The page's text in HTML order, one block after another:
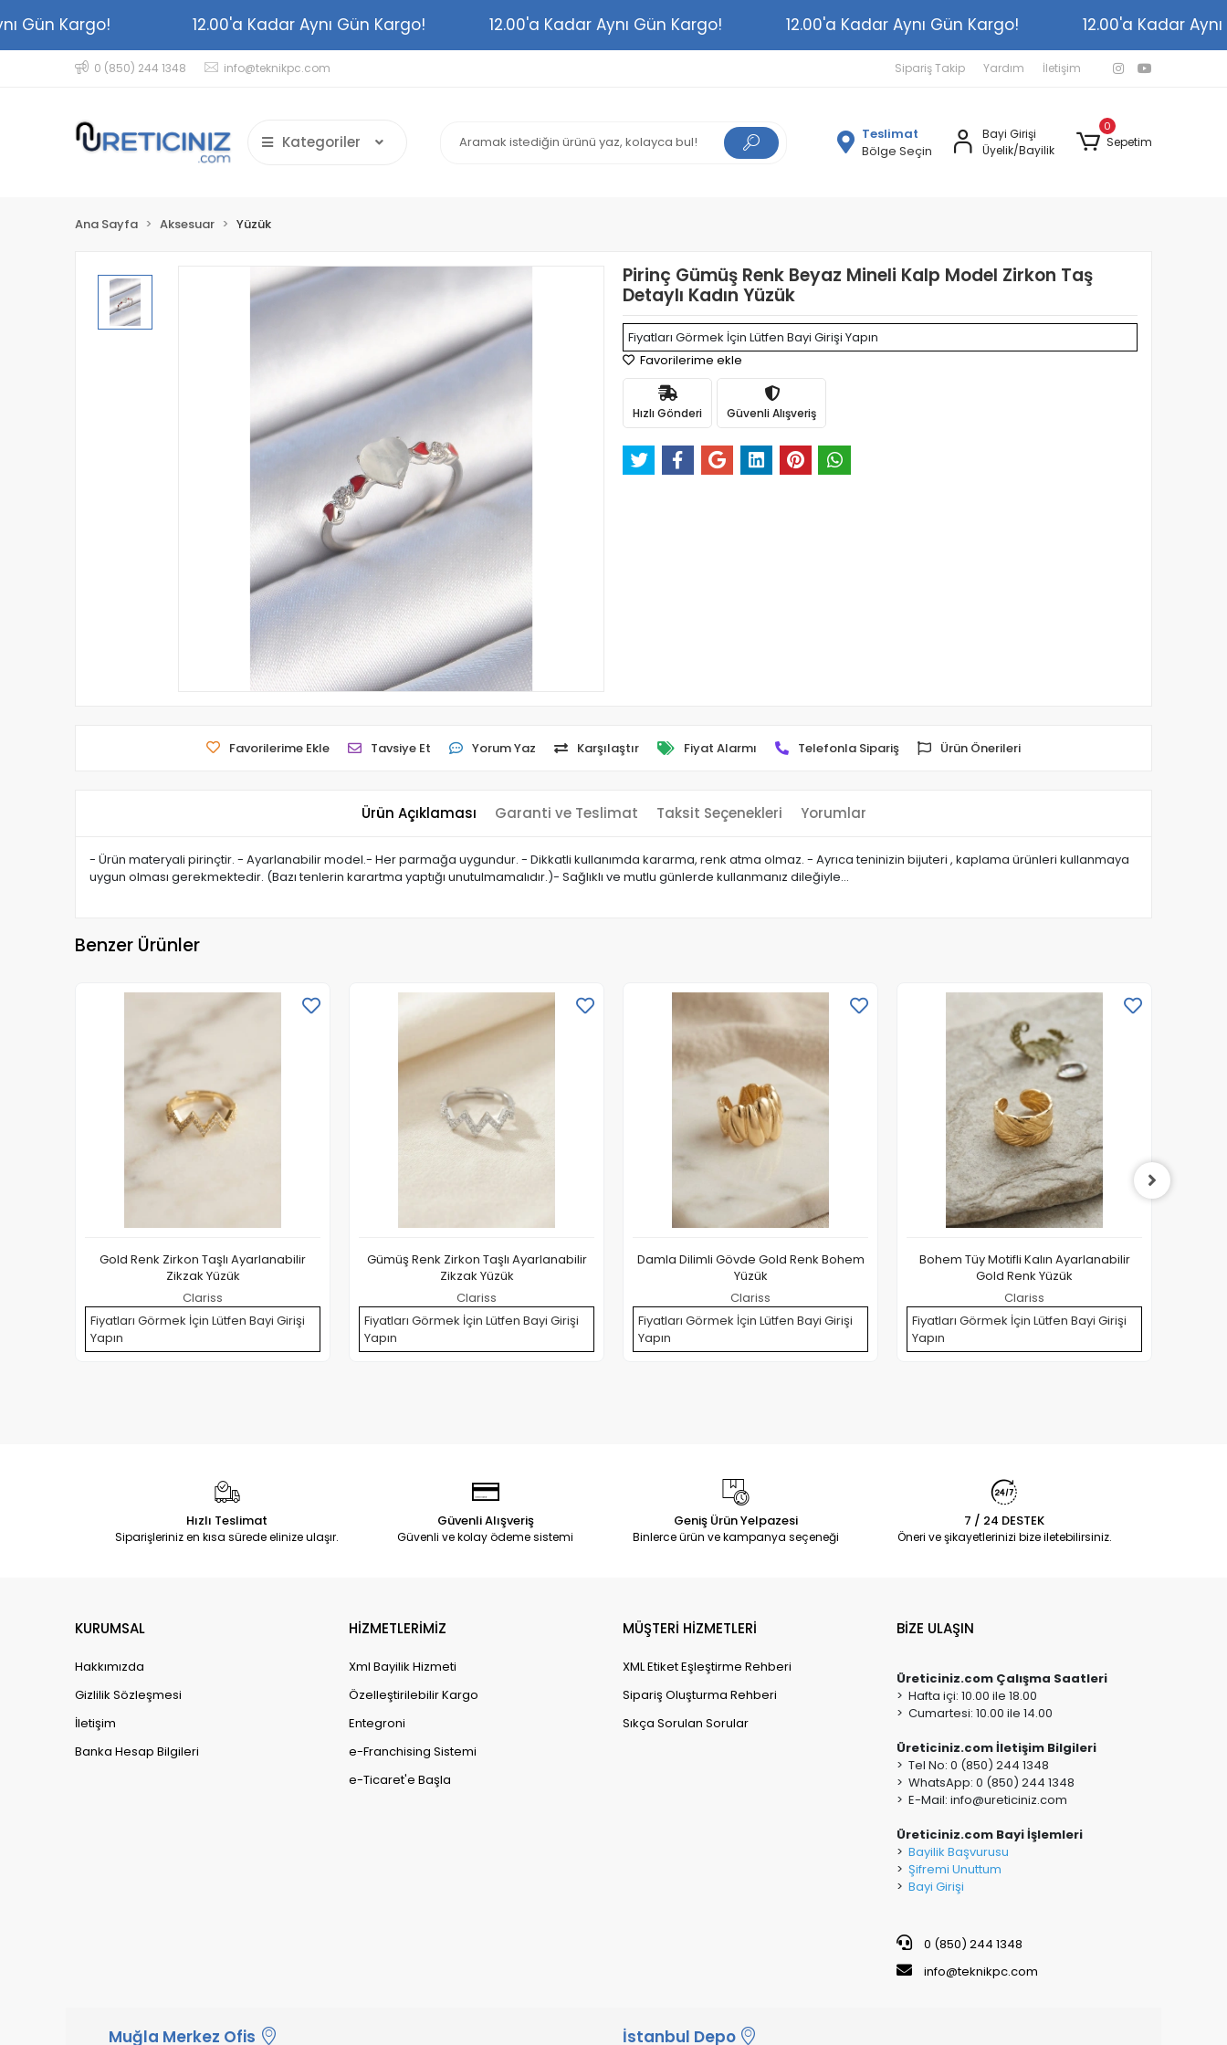
Gün Kargo! 12.00'a Kadar Aynı Gün Kargo! 12.00'a Kadar Aynı Gün Kargo! 12.00'a Kadar Aynı Gün Kargo! 12.00'a Kadar
0 (850) 244 1348 info@teknikpc.com Sipariş Takip Yardım İletişim
Kategoriler
Teslimat
Bölge Seçin
Bayi Girişi
Üyelik/Bayilik
0
Sepetim
Ana Sayfa Aksesuar Yüzük
Pirinç Gümüş Renk Beyaz Mineli Kalp Model Zirkon Taş
Detaylı Kadın Yüzük
Fiyatları Görmek İçin Lütfen Bayi Girişi Yapın
Favorilerime ekle
Hızlı Gönderi Güvenli Alışveriş
Favorilerime Ekle Tavsiye Et Yorum Yaz Karşılaştır Fiyat Alarmı Telefonla Sipariş Ürün Önerileri
Ürün Açıklaması Garanti ve Teslimat Taksit Seçenekleri Yorumlar
- Ürün materyali pirinçtir. - Ayarlanabilir model.- Her parmağa uygundur. - Dikkatli kullanımda kararma, renk atma olmaz. - Ayrıca teninizin bijuteri , kaplama ürünleri kullanmaya
uygun olması gerekmektedir. (Bazı tenlerin karartma yaptığı unutulmamalıdır.)- Sağlıklı ve mutlu günlerde kullanmanız dileğiyle…
Benzer Ürünler
Gold Renk Zirkon Taşlı Ayarlanabilir
Zikzak Yüzük
Clariss
Fiyatları Görmek İçin Lütfen Bayi Girişi
Yapın
Gümüş Renk Zirkon Taşlı Ayarlanabilir
Zikzak Yüzük
Clariss
Fiyatları Görmek İçin Lütfen Bayi Girişi
Yapın
Damla Dilimli Gövde Gold Renk Bohem
Yüzük
Clariss
Fiyatları Görmek İçin Lütfen Bayi Girişi
Yapın
Bohem Tüy Motifli Kalın Ayarlanabilir
Gold Renk Yüzük
Clariss
Fiyatları Görmek İçin Lütfen Bayi Girişi
Yapın
Hızlı Teslimat
Siparişleriniz en kısa sürede elinize ulaşır.
Güvenli Alışveriş
Güvenli ve kolay ödeme sistemi
Geniş Ürün Yelpazesi
Binlerce ürün ve kampanya seçeneği
7 / 24 DESTEK
Öneri ve şikayetlerinizi bize iletebilirsiniz.
KURUMSAL
Hakkımızda
Gizlilik Sözleşmesi
İletişim
Banka Hesap Bilgileri
HİZMETLERİMİZ
Xml Bayilik Hizmeti
Özelleştirilebilir Kargo
Entegroni
e-Franchising Sistemi
e-Ticaret'e Başla
MÜŞTERİ HİZMETLERİ
XML Etiket Eşleştirme Rehberi
Sipariş Oluşturma Rehberi
Sıkça Sorulan Sorular
BİZE ULAŞIN
Üreticiniz.com Çalışma Saatleri
> Hafta içi: 10.00 ile 18.00
> Cumartesi: 10.00 ile 14.00
Üreticiniz.com İletişim Bilgileri
> Tel No: 0 (850) 244 1348
> WhatsApp: 0 (850) 244 1348
> E-Mail: info@ureticiniz.com
Üreticiniz.com Bayi İşlemleri
> Bayilik Başvurusu
> Şifremi Unuttum
> Bayi Girişi
0 (850) 244 1348
info@teknikpc.com
Muğla Merkez Ofis İstanbul Depo